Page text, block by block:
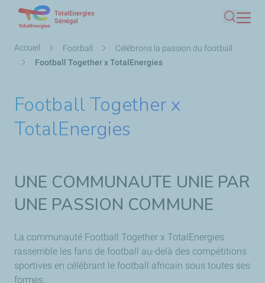
contenu
principal
TotalEnergies
Sénégal
Fil
d'Ariane
Accueil Football
Célébrons la passion du football
Football Together x TotalEnergies
Football Together x
TotalEnergies
UNE COMMUNAUTE UNIE PAR
UNE PASSION COMMUNE
La communauté Football Together x TotalEnergies
rassemble les fans de football au-delà des compétitions
sportives en célébrant le football africain sous toutes ses
formes.